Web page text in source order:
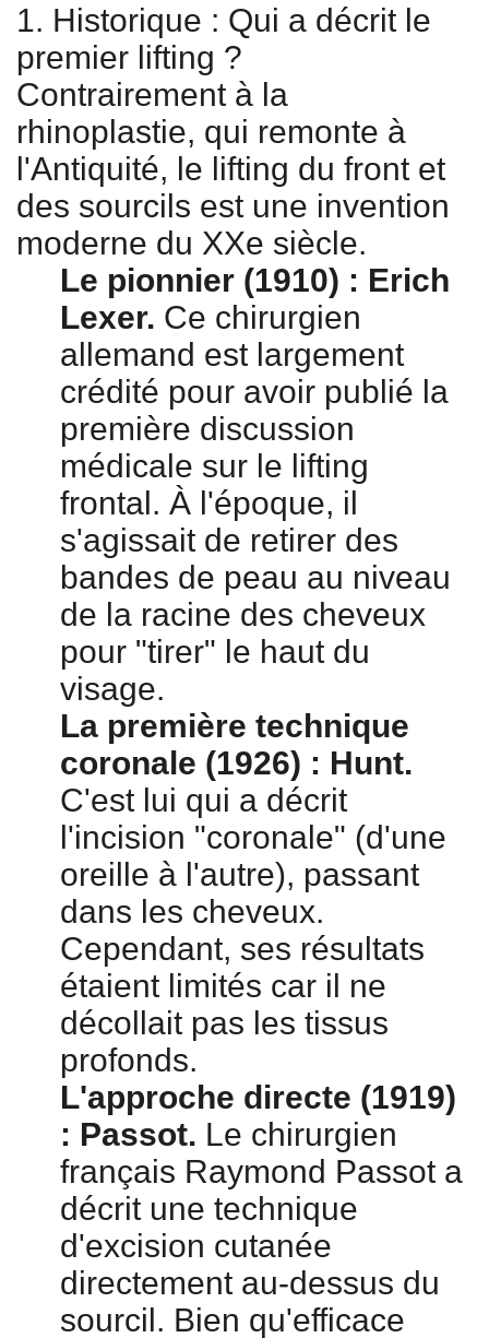
1. Historique : Qui a décrit le
premier lifting ?
Contrairement à la
rhinoplastie, qui remonte à
l'Antiquité, le lifting du front et
des sourcils est une invention
moderne du XXe siècle.
Le pionnier (1910) : Erich
Lexer. Ce chirurgien
allemand est largement
crédité pour avoir publié la
première discussion
médicale sur le lifting
frontal. À l'époque, il
s'agissait de retirer des
bandes de peau au niveau
de la racine des cheveux
pour "tirer" le haut du
visage.
La première technique
coronale (1926) : Hunt.
C'est lui qui a décrit
l'incision "coronale" (d'une
oreille à l'autre), passant
dans les cheveux.
Cependant, ses résultats
étaient limités car il ne
décollait pas les tissus
profonds.
L'approche directe (1919)
: Passot. Le chirurgien
français Raymond Passot a
décrit une technique
d'excision cutanée
directement au-dessus du
sourcil. Bien qu'efficace